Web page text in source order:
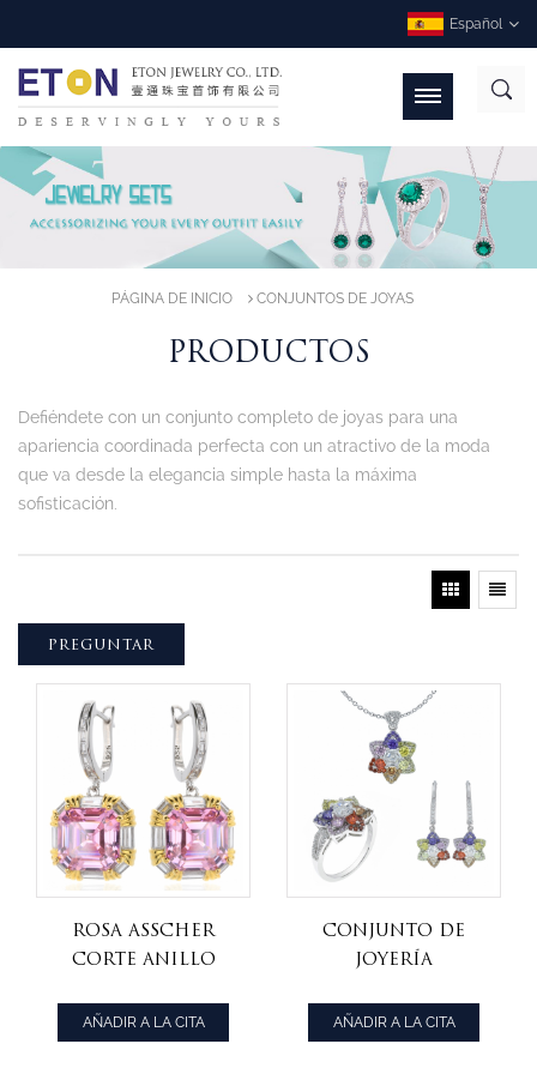
Español
PÁGINA DE INICIO CONJUNTOS DE JOYAS
PRODUCTOS
Defiéndete con un conjunto completo de joyas para una
apariencia coordinada perfecta con un atractivo de la moda
que va desde la elegancia simple hasta la máxima
sofisticación.
PREGUNTAR
rosa asscher
corte anillo
pendiente
conjunto de
AÑADIR A LA CITA
Conjunto de
joyería
plata esterlina
de la forma 925
AÑADIR A LA CITA